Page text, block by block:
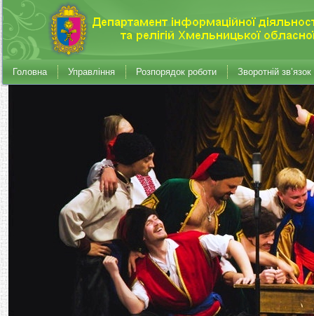
Головна Управління Розпорядок роботи Зворотній зв’язок